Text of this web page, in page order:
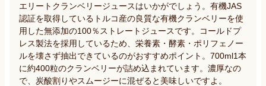
エリートクランベリージュースはいかがでしょう。有機JAS
認証を取得しているトルコ産の良質な有機クランベリーを使
用した無添加の100％ストレートジュースです。コールドプ
レス製法を採用しているため、栄養素・酵素・ポリフェノー
ルを壊さず抽出できているのがおすすめポイント。700ml1本
に約400粒のクランベリーが詰め込まれています。濃厚なの
で、炭酸割りやスムージーに混ぜると美味しいですよ。